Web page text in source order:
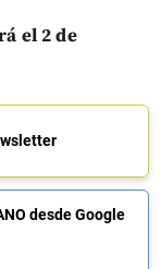
el 2 de
desde Google